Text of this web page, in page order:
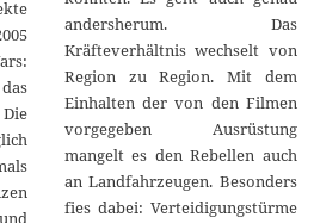
andersherum. Das
Kräfteverhältnis wechselt von
Region zu Region. Mit dem
Einhalten der von den Filmen
vorgegeben Ausrüstung
mangelt es den Rebellen auch
an Landfahrzeugen. Besonders
fies dabei: Verteidigungstürme